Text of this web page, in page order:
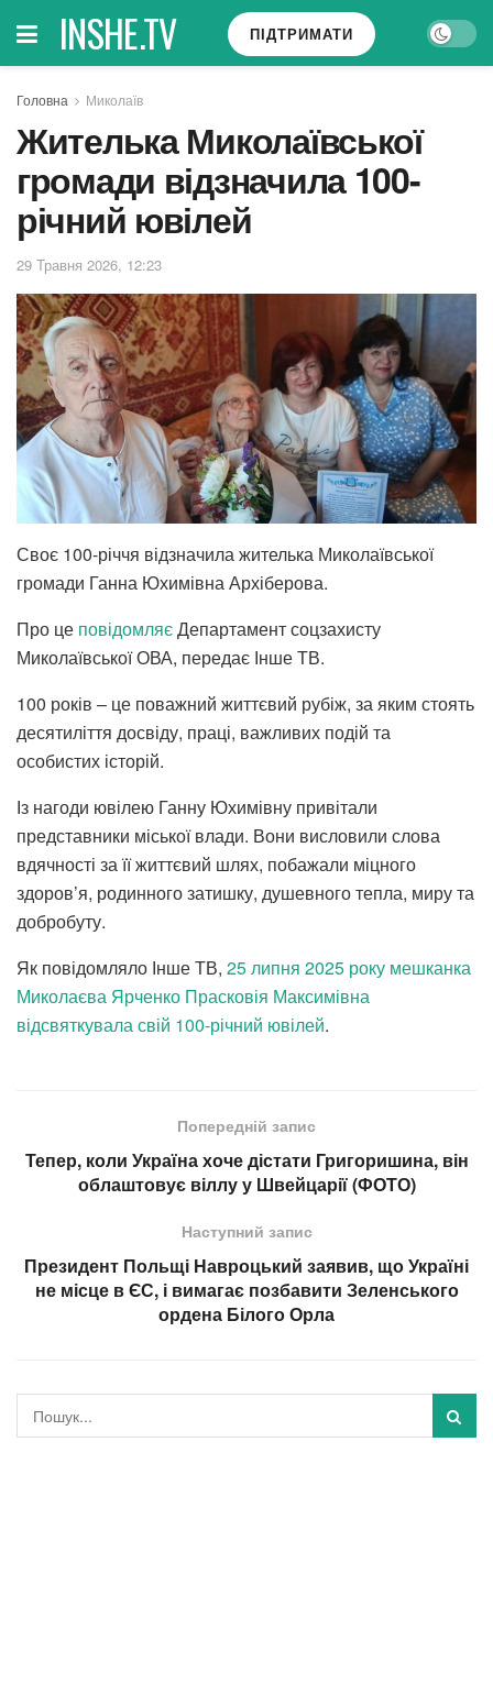
INSHE.TV ПІДТРИМАТИ
Головна Миколаїв
Жителька Миколаївської
громади відзначила 100-
річний ювілей
29 Травня 2026, 12:23
Своє 100-річчя відзначила жителька Миколаївської
громади Ганна Юхимівна Архіберова.
Про це повідомляєДепартамент соцзахисту
Миколаївської ОВА, передає Інше ТВ.
100 років – це поважний життєвий рубіж, за яким стоять
десятиліття досвіду, праці, важливих подій та
особистих історій.
Із нагоди ювілею Ганну Юхимівну привітали
представники міської влади. Вони висловили слова
вдячності за її життєвий шлях, побажали міцного
здоров’я, родинного затишку, душевного тепла, миру та
добробуту.
Як повідомляло Інше ТВ, 25 липня 2025 року мешканка
Миколаєва Ярченко Прасковія Максимівна
відсвяткувала свій 100-річний ювілей.
Попередній запис
Тепер, коли Україна хоче дістати Григоришина, він
облаштовує віллу у Швейцарії (ФОТО)
Наступний запис
Президент Польщі Навроцький заявив, що Україні
не місце в ЄС, і вимагає позбавити Зеленського
ордена Білого Орла